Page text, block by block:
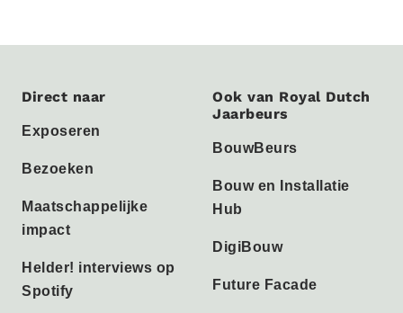
Direct naar
Exposeren
Bezoeken
Maatschappelijke
impact
Helder! interviews op
Spotify
Ook van Royal Dutch
Jaarbeurs
BouwBeurs
Bouw en Installatie
Hub
DigiBouw
Future Facade